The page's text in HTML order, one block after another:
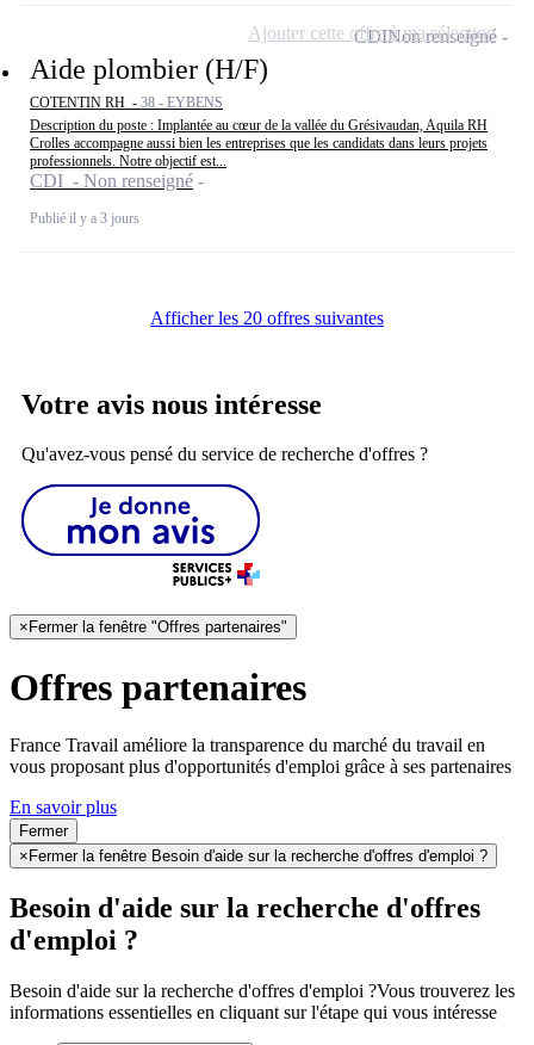
Aide plombier (H/F)
COTENTIN RH - 38 - EYBENS
Description du poste : Implantée au cœur de la vallée du Grésivaudan, Aquila RH
Crolles accompagne aussi bien les entreprises que les candidats dans leurs projets
professionnels. Notre objectif est...
CDI - Non renseigné
Publié il y a 3 jours
CDINon renseigné
Ajouter cette offre à ma sélection
Afficher les 20 offres suivantes
Votre avis nous intéresse
Qu'avez-vous pensé du service de recherche d'offres ?
× Fermer la fenêtre "Offres partenaires"
Offres partenaires
France Travail améliore la transparence du marché du travail en
vous proposant plus d'opportunités d'emploi grâce à ses partenaires
En savoir plus
Fermer
× Fermer la fenêtre Besoin d'aide sur la recherche d'offres d'emploi ?
Besoin d'aide sur la recherche d'offres
d'emploi ?
Besoin d'aide sur la recherche d'offres d'emploi ?Vous trouverez les
informations essentielles en cliquant sur l'étape qui vous intéresse